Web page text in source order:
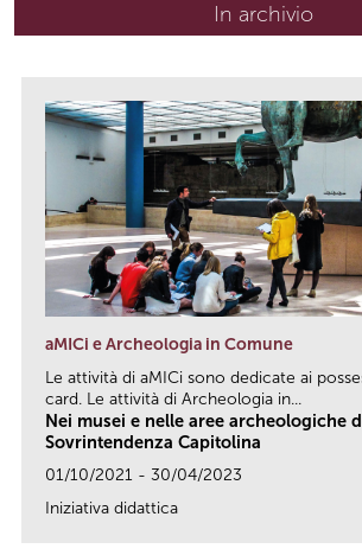
In archivio
aMICi e Archeologia in Comune
Le attività di aMICi sono dedicate ai
card. Le attività di Archeologia in...
Nei musei e nelle aree archeologiche
Sovrintendenza Capitolina
01/10/2021 - 30/04/2023
Iniziativa didattica